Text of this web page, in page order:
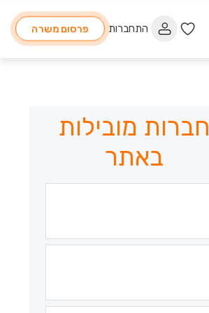
התחברות פרסום משרה
חברות מובילות
באתר